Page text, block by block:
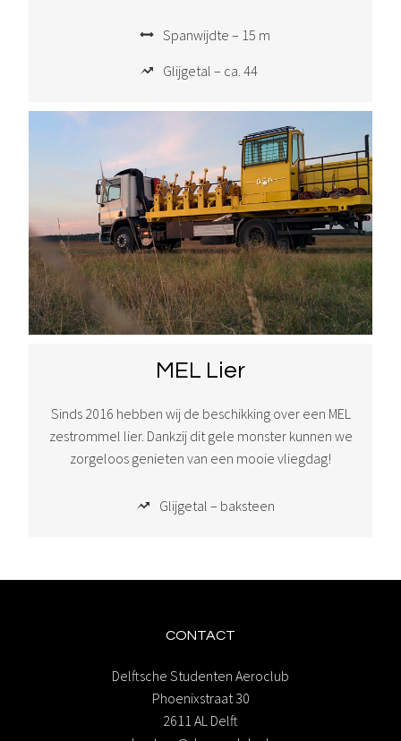
Spanwijdte – 15 m
Glijgetal – ca. 44
MEL Lier
Sinds 2016 hebben wij de beschikking over een MEL
zestrommel lier. Dankzij dit gele monster kunnen we
zorgeloos genieten van een mooie vliegdag!
Glijgetal – baksteen
CONTACT
Delftsche Studenten Aeroclub
Phoenixstraat 30
2611 AL Delft